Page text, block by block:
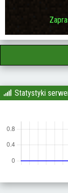
Statystyki